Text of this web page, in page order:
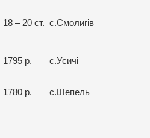
18 – 20 ст. с.Смолигів
1795 р. с.Усичі
1780 р. с.Шепель